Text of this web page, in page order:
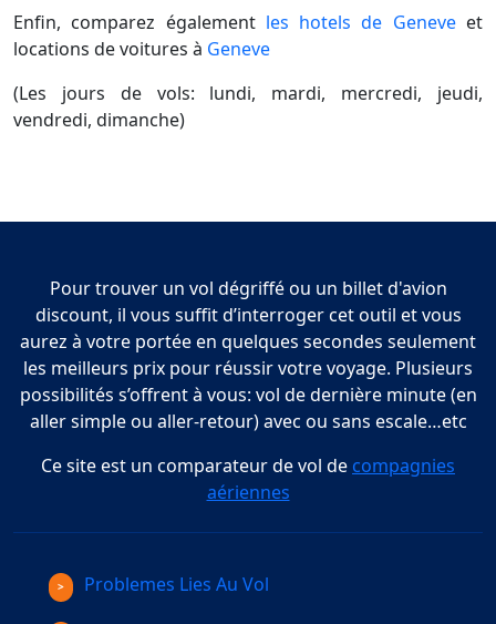
Enfin, comparez également les hotels de Geneveet
locations de voitures à Geneve
(Les jours de vols: lundi, mardi, mercredi, jeudi,
vendredi, dimanche)
Pour trouver un vol dégriffé ou un billet d'avion
discount, il vous suffit d’interroger cet outil et vous
aurez à votre portée en quelques secondes seulement
les meilleurs prix pour réussir votre voyage. Plusieurs
possibilités s’offrent à vous: vol de dernière minute (en
aller simple ou aller-retour) avec ou sans escale…etc
Ce site est un comparateur de vol de compagnies
aériennes
Problemes Lies Au Vol